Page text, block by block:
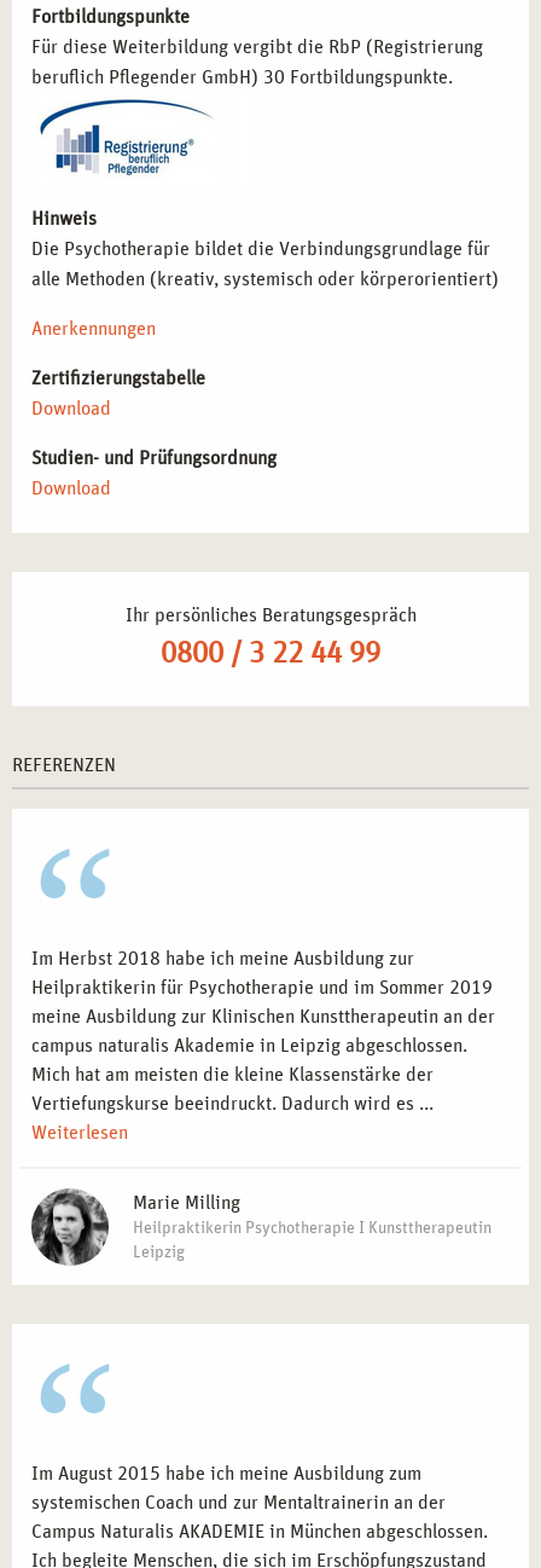
Fortbildungspunkte
Für diese Weiterbildung vergibt die RbP (Registrierung
beruflich Pflegender GmbH) 30 Fortbildungspunkte.
Hinweis
Die Psychotherapie bildet die Verbindungsgrundlage für
alle Methoden (kreativ, systemisch oder körperorientiert)
Anerkennungen
Zertifizierungstabelle
Download
Studien- und Prüfungsordnung
Download
Ihr persönliches Beratungsgespräch
0800 / 3 22 44 99
REFERENZEN
Im Herbst 2018 habe ich meine Ausbildung zur
Heilpraktikerin für Psychotherapie und im Sommer 2019
meine Ausbildung zur Klinischen Kunsttherapeutin an der
campus naturalis Akademie in Leipzig abgeschlossen.
Mich hat am meisten die kleine Klassenstärke der
Vertiefungskurse beeindruckt. Dadurch wird es ...
Weiterlesen
Marie Milling
Heilpraktikerin Psychotherapie I Kunsttherapeutin
Leipzig
Im August 2015 habe ich meine Ausbildung zum
systemischen Coach und zur Mentaltrainerin an der
Campus Naturalis AKADEMIE in München abgeschlossen.
Ich begleite Menschen, die sich im Erschöpfungszustand